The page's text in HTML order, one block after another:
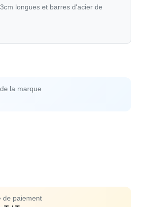
longues et barres d'acier de
la marque
de paiement